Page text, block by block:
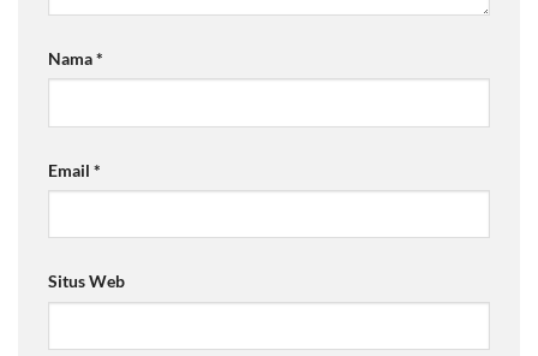
Nama*
Email *
Situs Web